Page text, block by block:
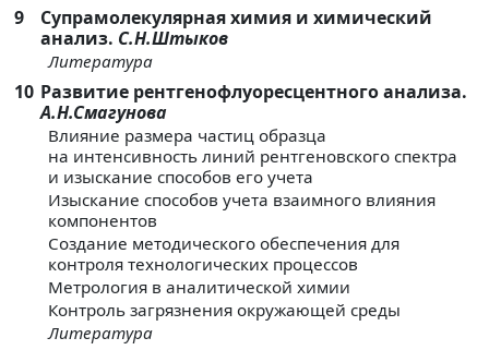
9
Супрамолекулярная химия и химический
анализ. С.Н.Штыков
Литература
10 Развитие рентгенофлуоресцентного анализа.
А.Н.Смагунова
Влияние размера частиц образца
на интенсивность линий рентгеновского спектра
и изыскание способов его учета
Изыскание способов учета взаимного влияния
компонентов
Создание методического обеспечения для
контроля технологических процессов
Метрология в аналитической химии
Контроль загрязнения окружающей среды
Литература